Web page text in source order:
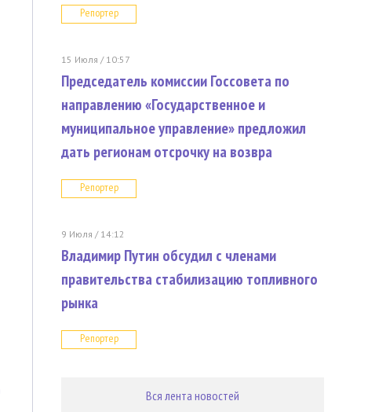
Репортер
15 Июля / 10:57
Председатель комиссии Госсовета по
направлению «Государственное и
муниципальное управление» предложил
дать регионам отсрочку на возвра
Репортер
9 Июля / 14:12
Владимир Путин обсудил с членами
правительства стабилизацию топливного
рынка
Репортер
Вся лента новостей